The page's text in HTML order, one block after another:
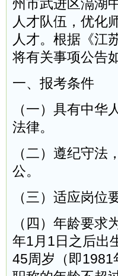
州市武进区滆湖
人才队伍，优化
人才。根据《江
将有关事项公告
一、报考条件
（一）具有中
法律。
（二）遵纪守
公。
（三）适应岗位
（四）年龄要
年1月1日之后出
45周岁（即1981